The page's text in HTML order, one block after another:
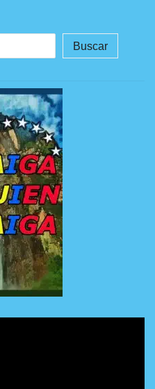
Buscar